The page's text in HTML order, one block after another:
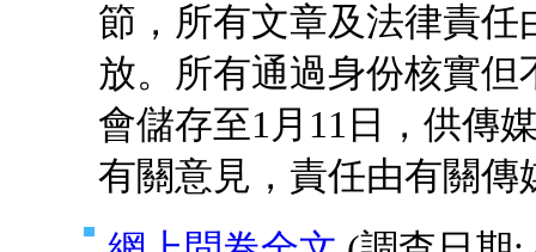
節，所有文章及法律責
放。所有通過身份核實
會儲存至1月11日，供傳
有關意見，責任由有關傳